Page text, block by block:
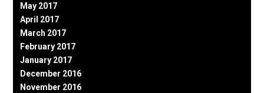
May 2017
April 2017
March 2017
February 2017
January 2017
December 2016
November 2016